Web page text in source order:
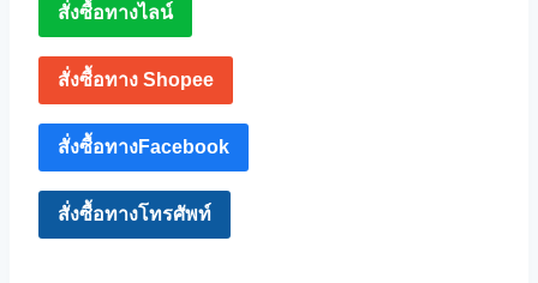
สั่งซื้อทางไลน์
สั่งซื้อทาง Shopee
สั่งซื้อทางFacebook
สั่งซื้อทางโทรศัพท์